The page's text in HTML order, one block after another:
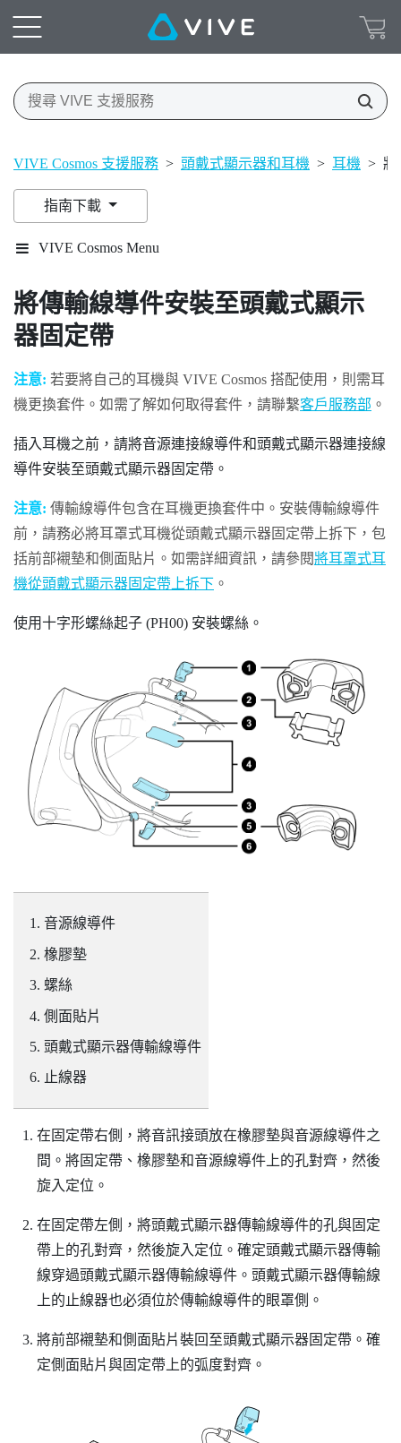
VIVE Cosmos 支援服務 > 頭戴式顯示器和耳機 > 耳機 > 將
指南下載
VIVE Cosmos Menu
將傳輸線導件安裝至頭戴式顯示
器固定帶
注意: 若要將自己的耳機與 VIVE Cosmos 搭配使用，則需耳
機更換套件。如需了解如何取得套件，請聯繫客戶服務部 。
插入耳機之前，請將音源連接線導件和頭戴式顯示器連接線
導件安裝至頭戴式顯示器固定帶。
注意: 傳輸線導件包含在耳機更換套件中。安裝傳輸線導件
前，請務必將耳罩式耳機從頭戴式顯示器固定帶上拆下，包
括前部襯墊和側面貼片。如需詳細資訊，請參閱將耳罩式耳
機從頭戴式顯示器固定帶上拆下 。
使用十字形螺絲起子 (PH00) 安裝螺絲。
音源線導件
橡膠墊
螺絲
側面貼片
頭戴式顯示器傳輸線導件
止線器
在固定帶右側，將音訊接頭放在橡膠墊與音源線導件之
間。將固定帶、橡膠墊和音源線導件上的孔對齊，然後
旋入定位。
在固定帶左側，將頭戴式顯示器傳輸線導件的孔與固定
帶上的孔對齊，然後旋入定位。確定頭戴式顯示器傳輸
線穿過頭戴式顯示器傳輸線導件。頭戴式顯示器傳輸線
上的止線器也必須位於傳輸線導件的眼罩側。
將前部襯墊和側面貼片裝回至頭戴式顯示器固定帶。確
定側面貼片與固定帶上的弧度對齊。